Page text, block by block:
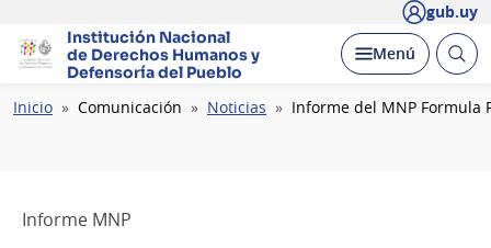
gub.uy
Institución Nacional
de Derechos Humanosy
Defensoría del Pueblo
Desplegar
Menú Abrir
Ruta
Inicio Comunicación Noticias Informe del MNP Formula
Informe MNP